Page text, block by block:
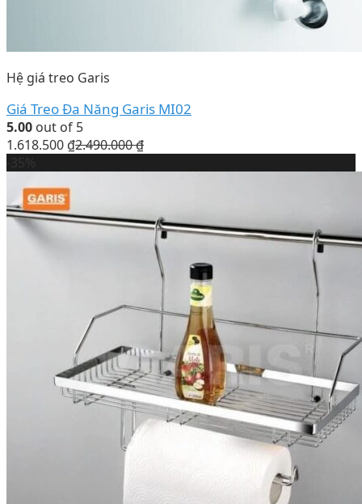
Hệ giá treo Garis
Giá Treo Đa Năng Garis MI02
5.00 out of 5
1.618.500 ₫2.490.000₫